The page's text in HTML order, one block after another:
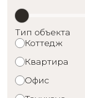
Тип объекта
Коттедж
Квартира
Офис